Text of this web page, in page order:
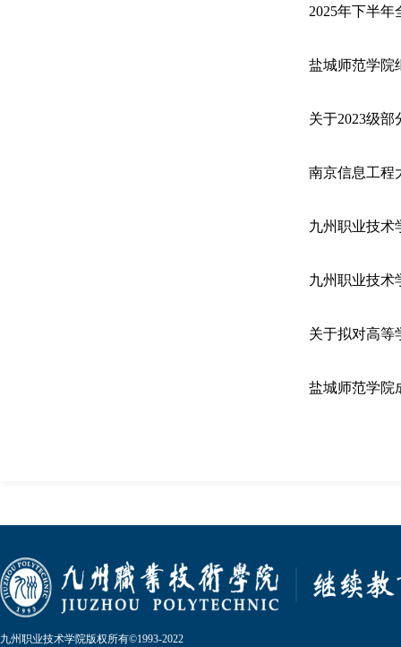
2025年下半年
盐城师范学院
关于2023级
南京信息工程
九州职业技术
九州职业技术
关于拟对高等
盐城师范学院
九州职业技术学院版权所有©1993-2022